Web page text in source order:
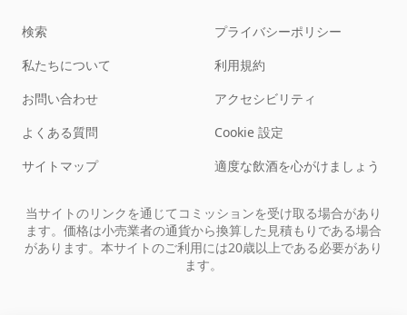
検索
私たちについて
お問い合わせ
よくある質問
サイトマップ
プライバシーポリシー
利用規約
アクセシビリティ
Cookie 設定
適度な飲酒を心がけましょう
当サイトのリンクを通じてコミッションを受け取る場合があり
ます。価格は小売業者の通貨から換算した見積もりである場合
があります。本サイトのご利用には20歳以上である必要があり
ます。